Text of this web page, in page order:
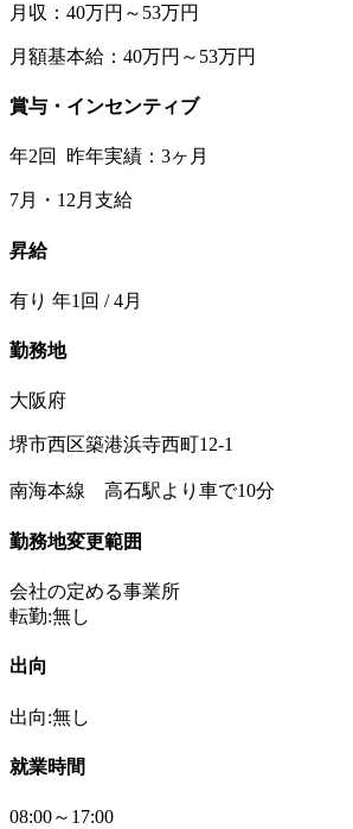
月収：40万円～53万円
月額基本給：40万円～53万円
賞与・インセンティブ
年2回 昨年実績：3ヶ月
7月・12月支給
昇給
有り 年1回 / 4月
勤務地
大阪府
堺市西区築港浜寺西町12-1
南海本線 高石駅より車で10分
勤務地変更範囲
会社の定める事業所
転勤:無し
出向
出向:無し
就業時間
08:00～17:00